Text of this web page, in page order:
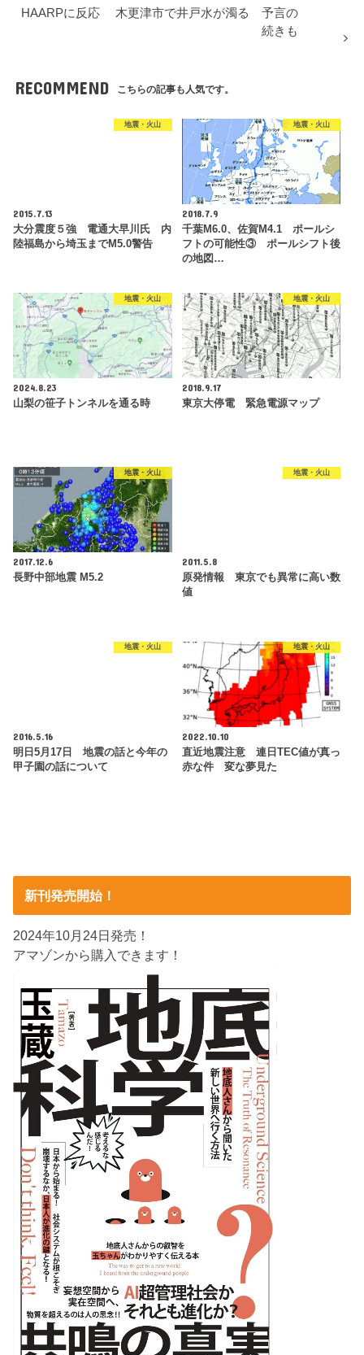
HAARPに反応 木更津市で井戸水が濁る 予言の
続きも
RECOMMEND こちらの記事も人気です。
地震・火山
2015.7.13
大分震度５強 電通大早川氏 内
陸福島から埼玉までM5.0警告
地震・火山
2018.7.9
千葉M6.0、佐賀M4.1 ポールシ
フトの可能性③ ポールシフト後
の地図…
地震・火山
2024.8.23
山梨の笹子トンネルを通る時
地震・火山
2018.9.17
東京大停電 緊急電源マップ
地震・火山
2017.12.6
長野中部地震 M5.2
地震・火山
2011.5.8
原発情報 東京でも異常に高い数
値
地震・火山
2016.5.16
明日5月17日 地震の話と今年の
甲子園の話について
地震・火山
2022.10.10
直近地震注意 連日TEC値が真っ
赤な件 変な夢見た
新刊発売開始！
2024年10月24日発売！
アマゾンから購入できます！